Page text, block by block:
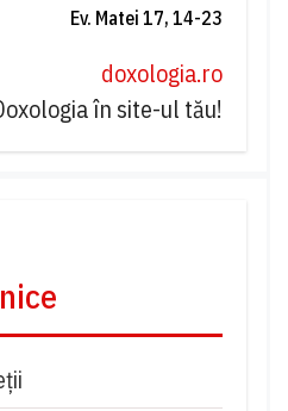
Ev. Matei 17, 14-23
doxologia.ro
în site-ul tău!